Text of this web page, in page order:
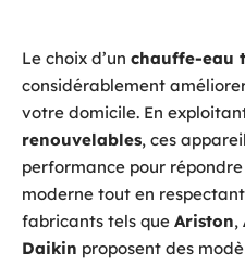
Le choix d’un chauffe-eau
considérablement
votre domicile. En
renouvelables, ces
performance pour
moderne tout en
fabricants tels que Ariston,
Daikin proposent des